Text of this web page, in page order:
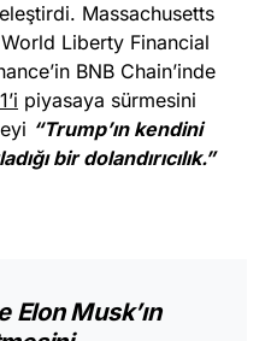
Massachusetts
World Liberty Financial
BNB Chain’inde
piyasaya sürmesini
“Trump’ın kendini
bir dolandırıcılık.”
Elon Musk’ın